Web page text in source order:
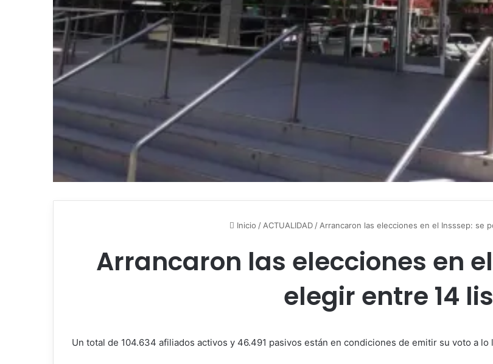
Inicio / ACTUALIDAD / Arrancaron las elecciones en el Insssep: se
Arrancaron las elecciones en
elegir entre 14
Un total de 104.634 afiliados activos y 46.491 pasivos están en condiciones de emitir su voto a